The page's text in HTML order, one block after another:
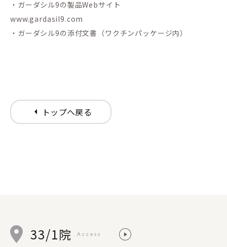
・ガーダシル9の製品Webサイト
www.gardasil9.com
・ガーダシル9の添付文書（ワクチンパッケージ内）
arrow_left トップへ戻る
33/1院 Access